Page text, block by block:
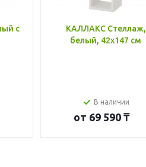
с
КАЛЛАКС Стеллаж,
белый, 42x147 см
В наличии
от 69 590 ₸